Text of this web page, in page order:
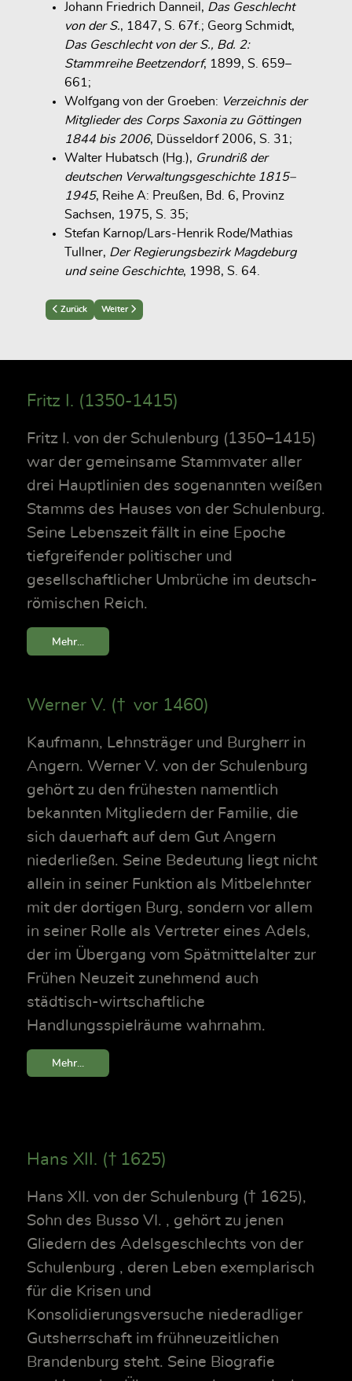
Johann Friedrich Danneil, Das Geschlecht
von der S., 1847, S. 67f.; Georg Schmidt,
Das Geschlecht von der S., Bd. 2:
Stammreihe Beetzendorf, 1899, S. 659–
661;
Wolfgang von der Groeben: Verzeichnis der
Mitglieder des Corps Saxonia zu Göttingen
1844 bis 2006, Düsseldorf 2006, S. 31;
Walter Hubatsch (Hg.), Grundriß der
deutschen Verwaltungsgeschichte 1815–
1945, Reihe A: Preußen, Bd. 6, Provinz
Sachsen, 1975, S. 35;
Stefan Karnop/Lars-Henrik Rode/Mathias
Tullner, Der Regierungsbezirk Magdeburg
und seine Geschichte, 1998, S. 64.
Previous article: Bernhard XI (1475-1502)
Zurück Next article: Matthias III (vor 1488–1542)
Weiter
Fritz I. (1350-1415)
Fritz I. von der Schulenburg (1350–1415)
war der gemeinsame Stammvater aller
drei Hauptlinien des sogenannten weißen
Stamms des Hauses von der Schulenburg.
Seine Lebenszeit fällt in eine Epoche
tiefgreifender politischer und
gesellschaftlicher Umbrüche im deutsch-
römischen Reich.
Mehr...
Werner V. († vor 1460)
Kaufmann, Lehnsträger und Burgherr in
Angern. Werner V. von der Schulenburg
gehört zu den frühesten namentlich
bekannten Mitgliedern der Familie, die
sich dauerhaft auf dem Gut Angern
niederließen. Seine Bedeutung liegt nicht
allein in seiner Funktion als Mitbelehnter
mit der dortigen Burg, sondern vor allem
in seiner Rolle als Vertreter eines Adels,
der im Übergang vom Spätmittelalter zur
Frühen Neuzeit zunehmend auch
städtisch-wirtschaftliche
Handlungsspielräume wahrnahm.
Mehr...
Hans XII. († 1625)
Hans XII. von der Schulenburg († 1625),
Sohn des Busso VI. , gehört zu jenen
Gliedern des Adelsgeschlechts von der
Schulenburg , deren Leben exemplarisch
für die Krisen und
Konsolidierungsversuche niederadliger
Gutsherrschaft im frühneuzeitlichen
Brandenburg steht. Seine Biografie